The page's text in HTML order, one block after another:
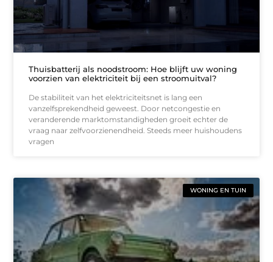
Thuisbatterij als noodstroom: Hoe blijft uw woning
voorzien van elektriciteit bij een stroomuitval?
De stabiliteit van het elektriciteitsnet is lang een
vanzelfsprekendheid geweest. Door netcongestie en
veranderende marktomstandigheden groeit echter de
vraag naar zelfvoorzienendheid. Steeds meer huishoudens
vragen
WONING EN TUIN